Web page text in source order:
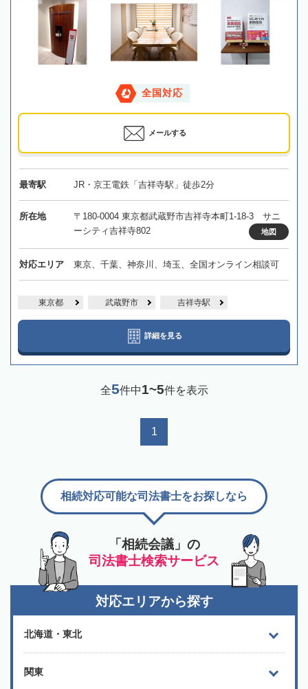
全国対応
メールする
最寄駅 JR・京王電鉄「吉祥寺駅」徒歩2分
所在地
〒180-0004 東京都武蔵野市吉祥寺本町1-18-3 サニ
ーシティ吉祥寺802
地図
対応エリア 東京、千葉、神奈川、埼玉、全国オンライン相談可
東京都 武蔵野市 吉祥寺駅
詳細を見る
全5件中1~5件を表示
1
「相続会議」の
司法書士検索サービス
相続対応可能な司法書士をお探しなら
対応エリアから探す
北海道・東北
関東